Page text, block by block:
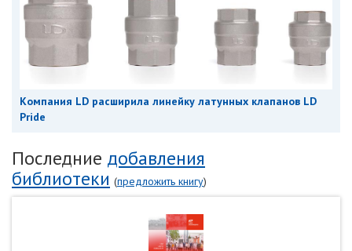
Компания LD расширила линейку латунных клапанов LD
Pride
Последние добавления
библиотеки (предложить книгу)